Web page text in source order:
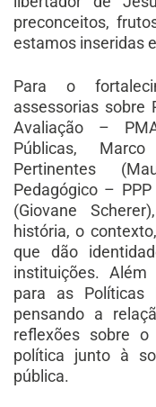
preconceitos,
estamos inseridas
Para o
assessorias sobre
Avaliação –
Públicas,
Pertinentes
Pedagógico –
(Giovane
história, o
que dão
instituições.
para as Políticas
pensando a
reflexões sobre
política junto à
pública.